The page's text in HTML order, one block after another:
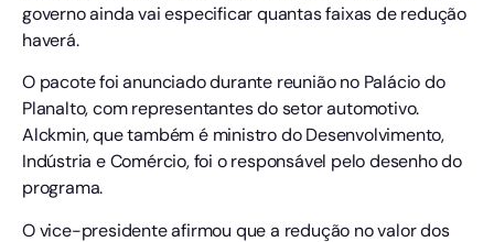
governo ainda vai especificar quantas faixas de redução
haverá.
O pacote foi anunciado durante reunião no Palácio do
Planalto, com representantes do setor automotivo.
Alckmin, que também é ministro do Desenvolvimento,
Indústria e Comércio, foi o responsável pelo desenho do
programa.
O vice-presidente afirmou que a redução no valor dos